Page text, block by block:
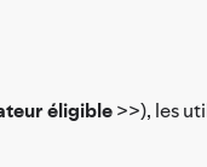
éligible>>), les